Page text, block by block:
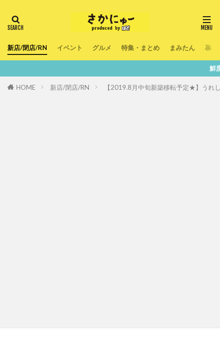
新店/閉店/RN イベント グルメ 特集・まとめ まみたん 暮ら
鮮度100％！堺・
HOME 新店/閉店/RN 【2019.8月中旬新築移転予定★】うれ